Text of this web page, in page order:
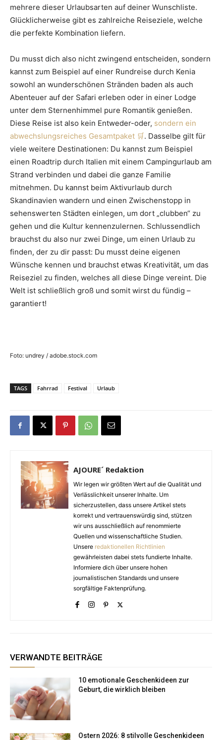
mehrere dieser Urlaubsarten auf deiner Wunschliste.
Glücklicherweise gibt es zahlreiche Reiseziele, welche
die perfekte Kombination liefern.
Du musst dich also nicht zwingend entscheiden, sondern
kannst zum Beispiel auf einer Rundreise durch Kenia
sowohl an wunderschönen Stränden baden als auch
Abenteuer auf der Safari erleben oder in einer Lodge
unter dem Sternenhimmel pure Romantik genießen.
Diese Reise ist also kein Entweder-oder, sondern ein
abwechslungsreiches Gesamtpaket
. Dasselbe gilt für
viele weitere Destinationen: Du kannst zum Beispiel
einen Roadtrip durch Italien mit einem Campingurlaub am
Strand verbinden und dabei die ganze Familie
mitnehmen. Du kannst beim Aktivurlaub durch
Skandinavien wandern und einen Zwischenstopp in
sehenswerten Städten einlegen, um dort „clubben“ zu
gehen und die Kultur kennenzulernen. Schlussendlich
brauchst du also nur zwei Dinge, um einen Urlaub zu
finden, der zu dir passt: Du musst deine eigenen
Wünsche kennen und brauchst etwas Kreativität, um das
Reiseziel zu finden, welches all diese Dinge vereint. Die
Welt ist schließlich groß und somit wirst du fündig –
garantiert!
Foto: undrey / adobe.stock.com
TAGS Fahrrad Festival Urlaub
AJOURE´ Redaktion
Wir legen wir größten Wert auf die Qualität und
Verlässlichkeit unserer Inhalte. Um
sicherzustellen, dass unsere Artikel stets
korrekt und vertrauenswürdig sind, stützen
wir uns ausschließlich auf renommierte
Quellen und wissenschaftliche Studien.
Unsere redaktionellen Richtlinien
gewährleisten dabei stets fundierte Inhalte.
Informiere dich über unsere hohen
journalistischen Standards und unsere
sorgfältige Faktenprüfung.
VERWANDTE BEITRÄGE
10 emotionale Geschenkideen zur
Geburt, die wirklich bleiben
Ostern 2026: 8 stilvolle Geschenkideen